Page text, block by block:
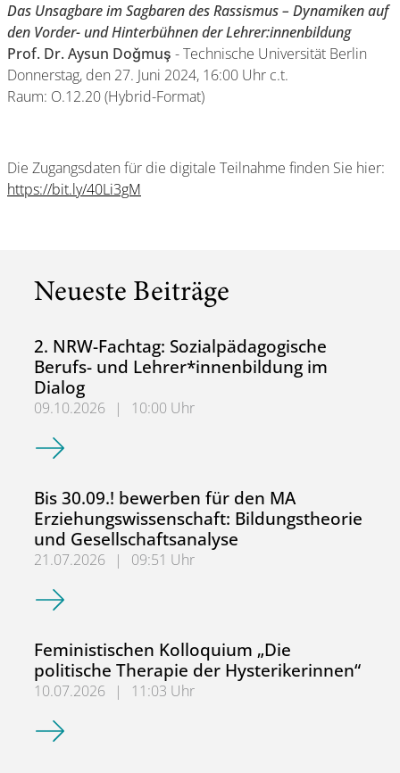
Das Unsagbare im Sagbaren des Rassismus – Dynamiken auf
den Vorder- und Hinterbühnen der Lehrer:innenbildung
Prof. Dr. Aysun Doǧmuş - Technische Universität Berlin
Donnerstag, den 27. Juni 2024, 16:00 Uhr c.t.
Raum: O.12.20 (Hybrid-Format)
Die Zugangsdaten für die digitale Teilnahme finden Sie hier:
https://bit.ly/40Li3gM
Neueste Beiträge
2. NRW-Fachtag: Sozialpädagogische
Berufs- und Lehrer*innenbildung im
Dialog
09.10.2026 |
10:00 Uhr
2. NRW-Fachtag: Sozialpädagogische Berufs- und
Bis 30.09.! bewerben für den MA
Erziehungswissenschaft: Bildungstheorie
und Gesellschaftsanalyse
21.07.2026 |
09:51 Uhr
Bis 30.09.! bewerben für den MA
Feministischen Kolloquium „Die
politische Therapie der Hysterikerinnen“
10.07.2026 |
11:03 Uhr
Feministischen Kolloquium „Die politische Therapie der